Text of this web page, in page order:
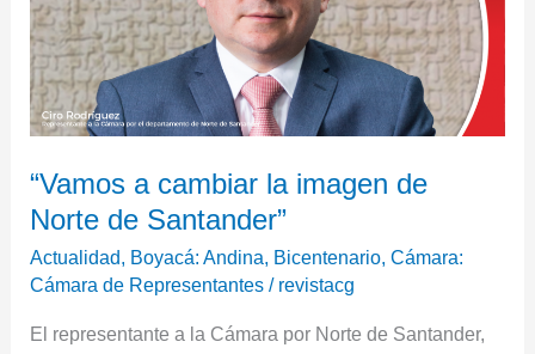
“Vamos a cambiar la imagen de
Norte de Santander”
Actualidad, Boyacá: Andina, Bicentenario,Cámara:
Cámara de Representantes / revistacg
El representante a la Cámara por Norte de Santander,
imagen
de
Norte
de